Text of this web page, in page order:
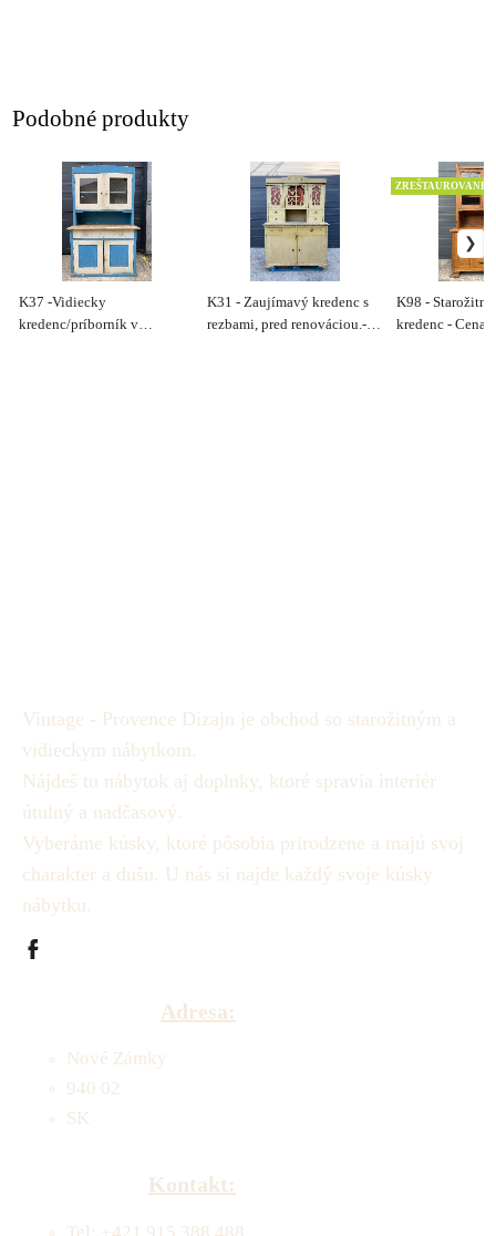
Podobné produkty
K37 -Vidiecky
kredenc/príborník v
K31 - Zaujímavý kredenc s
rezbami, pred renováciou.-
K98 -
kredenc - Cena
ZREŠTAUROVANÉ
Vintage - Provence Dizajn je obchod so starožitným a
vidieckym nábytkom.
Nájdeš tu nábytok aj doplnky, ktoré spravia interiér
útulný a nadčasový.
Vyberáme kúsky, ktoré pôsobia prirodzene a majú svoj
charakter a dušu. U nás si najde každý svoje kúsky
nábytku.
Adresa:
Nové Zámky
940 02
SK
Kontakt: